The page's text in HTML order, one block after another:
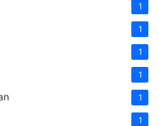
1
1
1
1
1
1